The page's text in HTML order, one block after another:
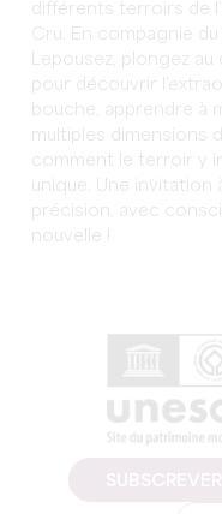
différents terroirs de
Cru. En compagnie
Lepousez, plongez
pour découvrir
bouche, apprendre à
multiples dimensions
comment le terroir y
unique. Une invitation
précision, avec
nouvelle !